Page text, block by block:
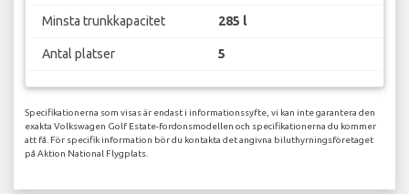
Minsta trunkkapacitet 285 l
Antal platser 5
Specifikationerna som visas är endast i informationssyfte, vi kan inte garantera den
exakta Volkswagen Golf Estate-fordonsmodellen och specifikationerna du kommer
att få. För specifik information bör du kontakta det angivna biluthyrningsföretaget
på Aktion National Flygplats.